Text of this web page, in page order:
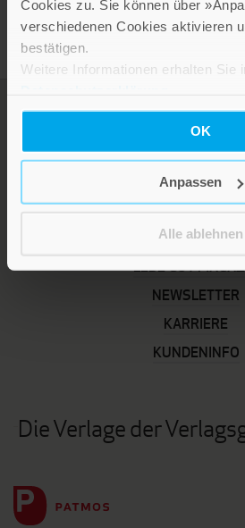
Cookies zu. Sie können über
verschiedenen Cookies aktivieren
bestätigen.
Weitere Informationen erhalten Sie
OK
Anpassen
Alle ablehnen
LEBE GUT
NEWSLETTER
KARRIERE
KUNDENINFO
Die Verlage der